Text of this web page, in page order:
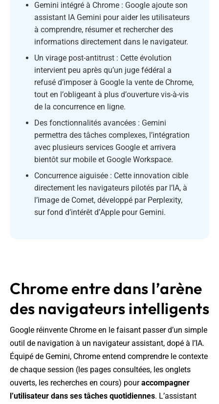
Gemini intégré à Chrome : Google ajoute son
assistant IA Gemini pour aider les utilisateurs
à comprendre, résumer et rechercher des
informations directement dans le navigateur.
Un virage post-antitrust : Cette évolution
intervient peu après qu’un juge fédéral a
refusé d’imposer à Google la vente de Chrome,
tout en l’obligeant à plus d’ouverture vis-à-vis
de la concurrence en ligne.
Des fonctionnalités avancées : Gemini
permettra des tâches complexes, l’intégration
avec plusieurs services Google et arrivera
bientôt sur mobile et Google Workspace.
Concurrence aiguisée : Cette innovation cible
directement les navigateurs pilotés par l’IA, à
l’image de Comet, développé par Perplexity,
sur fond d’intérêt d’Apple pour Gemini.
Chrome entre dans l’arène
des navigateurs intelligents
Google réinvente Chrome en le faisant passer d’un simple
outil de navigation à un navigateur assistant, dopé à l’IA.
Équipé de Gemini, Chrome entend comprendre le contexte
de chaque session (les pages consultées, les onglets
ouverts, les recherches en cours) pouraccompagner
l’utilisateur dans ses tâches quotidiennes. L’assistant